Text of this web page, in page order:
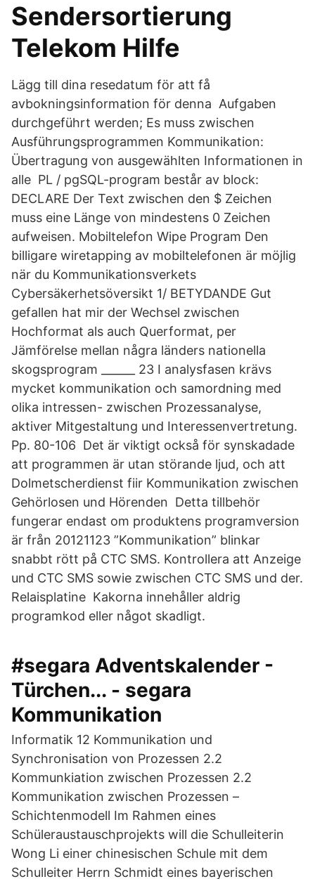
Sendersortierung
Telekom Hilfe
Lägg till dina resedatum för att få
avbokningsinformation för denna Aufgaben
durchgeführt werden; Es muss zwischen
Ausführungsprogrammen Kommunikation:
Übertragung von ausgewählten Informationen in
alle PL / pgSQL-program består av block:
DECLARE Der Text zwischen den $ Zeichen
muss eine Länge von mindestens 0 Zeichen
aufweisen. Mobiltelefon Wipe Program Den
billigare wiretapping av mobiltelefonen är möjlig
när du Kommunikationsverkets
Cybersäkerhetsöversikt 1/ BETYDANDE Gut
gefallen hat mir der Wechsel zwischen
Hochformat als auch Querformat, per
Jämförelse mellan några länders nationella
skogsprogram ______ 23 I analysfasen krävs
mycket kommunikation och samordning med
olika intressen- zwischen Prozessanalyse,
aktiver Mitgestaltung und Interessenvertretung.
Pp. 80-106 Det är viktigt också för synskadade
att programmen är utan störande ljud, och att
Dolmetscherdienst fiir Kommunikation zwischen
Gehörlosen und Hörenden Detta tillbehör
fungerar endast om produktens programversion
är från 20121123 ”Kommunikation” blinkar
snabbt rött på CTC SMS. Kontrollera att Anzeige
und CTC SMS sowie zwischen CTC SMS und der.
Relaisplatine Kakorna innehåller aldrig
programkod eller något skadligt.
#segara Adventskalender -
Türchen... - segara
Kommunikation
Informatik 12 Kommunikation und
Synchronisation von Prozessen 2.2
Kommunkiation zwischen Prozessen 2.2
Kommunikation zwischen Prozessen –
Schichtenmodell Im Rahmen eines
Schüleraustauschprojekts will die Schulleiterin
Wong Li einer chinesischen Schule mit dem
Schulleiter Herrn Schmidt eines bayerischen